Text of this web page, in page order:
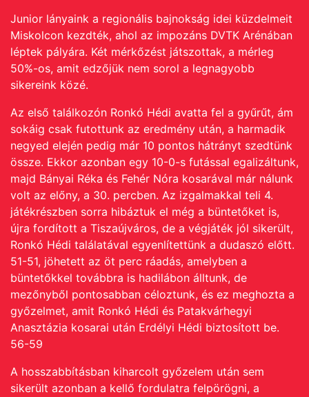
Junior lányaink a regionális bajnokság idei küzdelmeit
Miskolcon kezdték, ahol az impozáns DVTK Arénában
léptek pályára. Két mérkőzést játszottak, a mérleg
50%-os, amit edzőjük nem sorol a legnagyobb
sikereink közé.
Az első találkozón Ronkó Hédi avatta fel a gyűrűt, ám
sokáig csak futottunk az eredmény után, a harmadik
negyed elején pedig már 10 pontos hátrányt szedtünk
össze. Ekkor azonban egy 10-0-s futással egalizáltunk,
majd Bányai Réka és Fehér Nóra kosarával már nálunk
volt az előny, a 30. percben. Az izgalmakkal teli 4.
játékrészben sorra hibáztuk el még a büntetőket is,
újra fordított a Tiszaújváros, de a végjáték jól sikerült,
Ronkó Hédi találatával egyenlítettünk a dudaszó előtt.
51-51, jöhetett az öt perc ráadás, amelyben a
büntetőkkel továbbra is hadilábon álltunk, de
mezőnyből pontosabban céloztunk, és ez meghozta a
győzelmet, amit Ronkó Hédi és Patakvárhegyi
Anasztázia kosarai után Erdélyi Hédi biztosított be.
56-59
A hosszabbításban kiharcolt győzelem után sem
sikerült azonban a kellő fordulatra felpörögni, a